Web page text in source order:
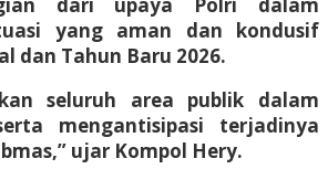
yang aman dan kondusif
dan Tahun Baru 2026.
seluruh area publik dalam
mengantisipasi terjadinya
ujar Kompol Hery.